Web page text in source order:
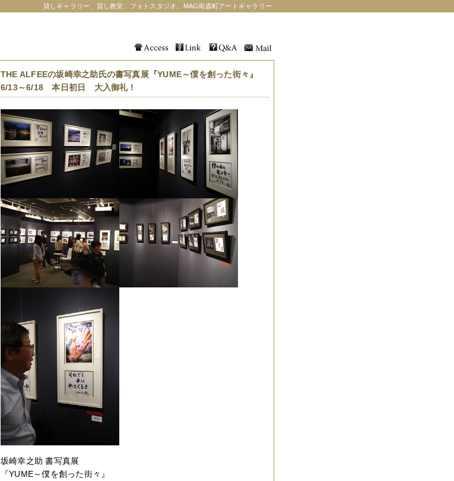
貸しギャラリー、貸し教室、フォトスタジオ。MAG南森町アートギャラリー
THE ALFEEの坂崎幸之助氏の書写真展『YUME～僕を創った街々』
6/13～6/18 本日初日 大入御礼！
坂崎幸之助 書写真展
『YUME～僕を創った街々』